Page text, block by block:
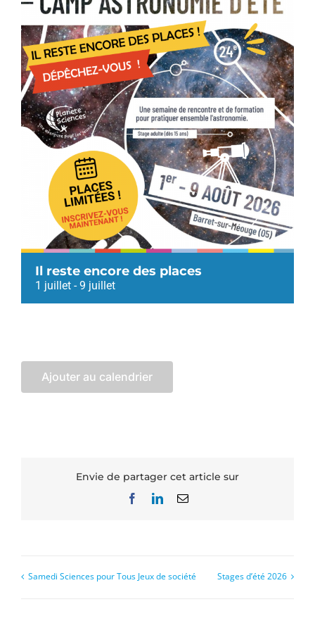
Il reste encore des places
1 juillet -9 juillet
Ajouter au calendrier
Envie de partager cet article sur
FacebookLinkedInEmail
Samedi Sciences pour Tous Jeux de société Stages d’été 2026